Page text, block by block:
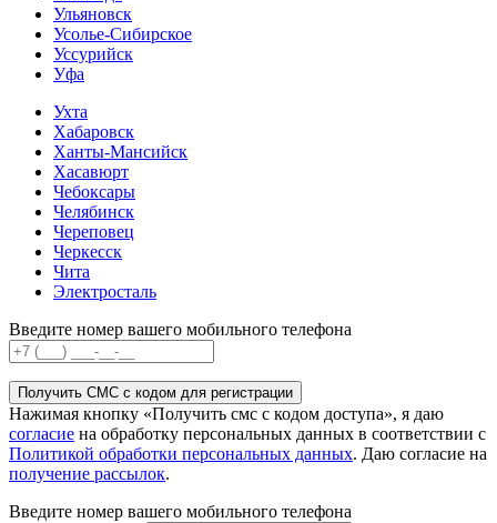
Ульяновск
Усолье-Сибирское
Уссурийск
Уфа
Ухта
Хабаровск
Ханты-Мансийск
Хасавюрт
Чебоксары
Челябинск
Череповец
Черкесск
Чита
Электросталь
Введите номер вашего мобильного телефона
Получить СМС с кодом для регистрации
Нажимая кнопку «Получить смс с кодом доступа», я даю
согласие на обработку персональных данных в соответствии с
Политикой обработки персональных данных. Даю согласие на
получение рассылок.
Введите номер вашего мобильного телефона